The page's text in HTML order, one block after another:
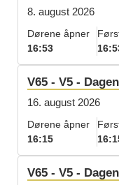
8. august 2026
Dørene åpner
16:53
V65 - V5 -
16. august 2026
Dørene åpner
16:15
V65 - V5 -